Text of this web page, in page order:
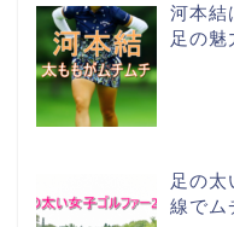
河本結
足の魅
足の太
線でム